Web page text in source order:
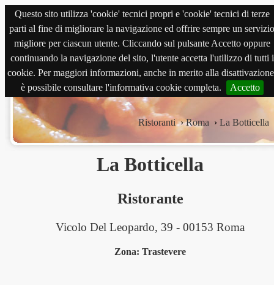
Questo sito utilizza 'cookie' tecnici propri e 'cookie' tecnici di terze
parti al fine di migliorare la navigazione ed offrire sempre un servizio
migliore per ciascun utente. Cliccando sul pulsante Accetto oppure
continuando la navigazione del sito, l'utente accetta l'utilizzo di tutti i
cookie. Per maggiori informazioni, anche in merito alla
è possibile consultare l'informativa cookie completa.
Accetto
magnabene.com
Ristoranti ›Roma › La Botticella
La Botticella
Ristorante
Vicolo Del Leopardo, 39 - 00153 Roma
Zona: Trastevere